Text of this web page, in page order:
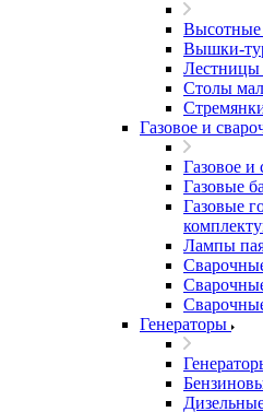
Высотные
Вышки-
Лестницы
Столы
Газовое и
Газовое и
Газовые
Газовые
Лампы
Генераторы